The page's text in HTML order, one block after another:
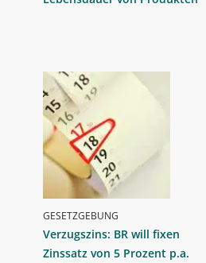
GESETZGEBUNG
Verzugszins: BR will fixen
Zinssatz von 5 Prozent p.a.